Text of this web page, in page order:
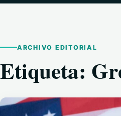
ARCHIVO EDITORIAL
Etiqueta: